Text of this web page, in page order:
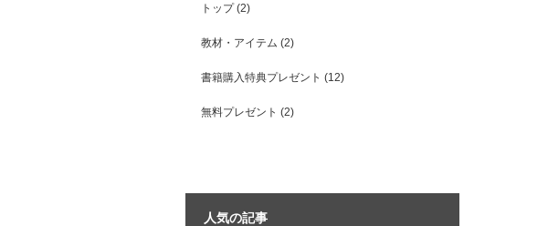
トップ(2)
教材・アイテム (2)
書籍購入特典プレゼント (12)
無料プレゼント (2)
人気の記事